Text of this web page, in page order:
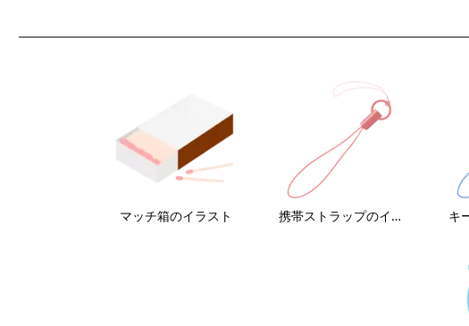
マッチ箱のイラスト 携帯ストラップのイラスト